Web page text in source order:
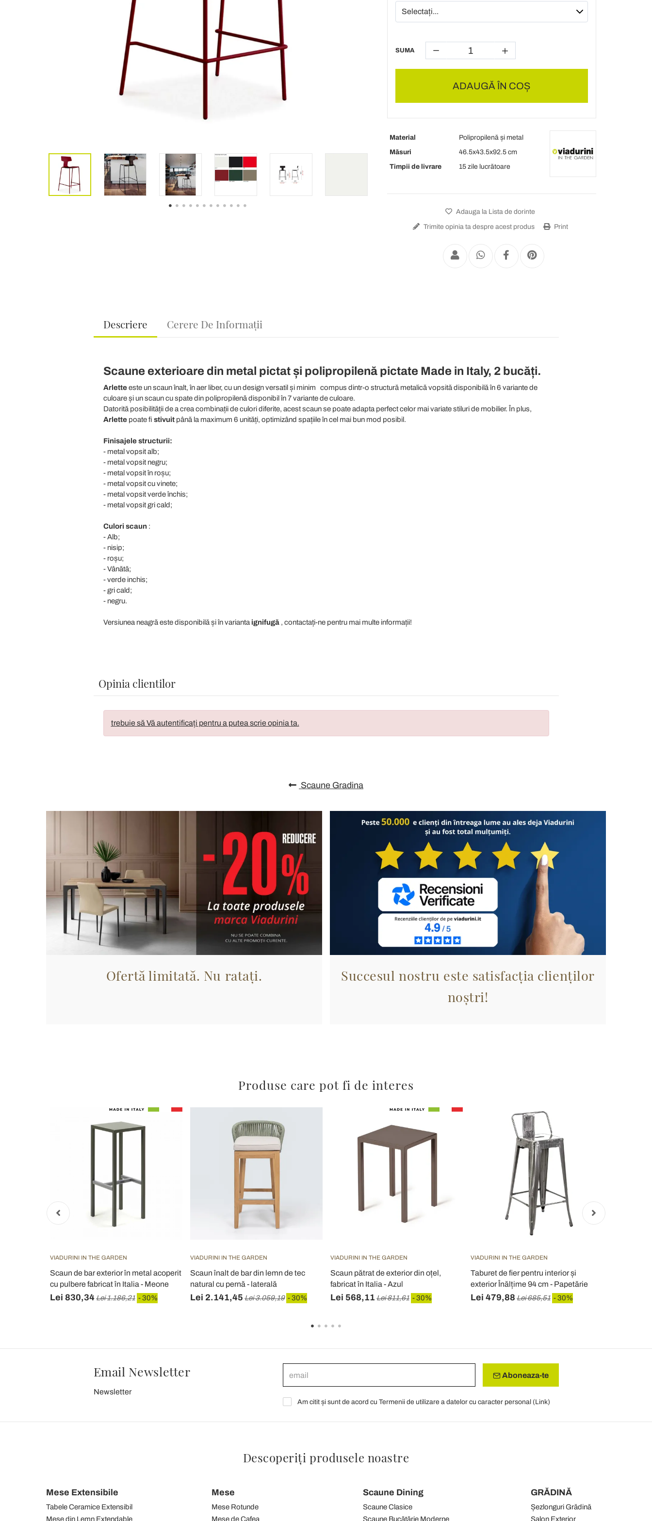
SUMA
ADAUGĂ ÎN COȘ
Material
Polipropilenă și metal
Măsuri
46.5x43.5x92.5 cm
Timpii de livrare
15 zile lucrătoare
Adauga la Lista de dorinte
Trimite opinia ta despre acest produs Print
Descriere Cerere De Informații
Scaune exterioare din metal pictat și polipropilenă pictate Made in Italy, 2 bucăți.
Arletteeste un scaun înalt, în aer liber, cu un design versatil și minim
compus dintr-o structură metalică vopsită disponibilă în 6 variante de
culoare și un scaun cu spate din polipropilenă disponibil în 7 variante de culoare.
Datorită posibilității de a crea combinații de culori diferite, acest scaun se poate adapta perfect celor mai variate stiluri de mobilier. În plus,
Arlettepoate fi stivuitpână la maximum 6 unități, optimizând spațiile în cel mai bun mod posibil.
Finisajele structurii:
- metal vopsit alb;
- metal vopsit negru;
- metal vopsit în roșu;
- metal vopsit cu vinete;
- metal vopsit verde închis;
- metal vopsit gri cald;
Culori scaun :
- Alb;
- nisip;
- roșu;
- Vânătă;
- verde inchis;
- gri cald;
- negru.
Versiunea neagră este disponibilă și în varianta ignifugă, contactați-ne pentru mai multe informații!
Opinia clientilor
trebuie să Vă autentificați pentru a putea scrie opinia ta.
Scaune Gradina
Ofertă limitată. Nu ratați.
Succesul nostru este satisfacția clienților
noștri!
Produse care pot fi de interes
VIADURINI IN THE GARDEN
Scaun de bar exterior în metal acoperit
cu pulbere fabricat în Italia - Meone
Lei 830,34Lei 1.186,21 - 30%
VIADURINI IN THE GARDEN
Scaun înalt de bar din lemn de tec
natural cu pernă - laterală
Lei 2.141,45 Lei 3.059,19 - 30%
VIADURINI IN THE GARDEN
Scaun pătrat de exterior din oțel,
fabricat în Italia - Azul
Lei 568,11 Lei 811,61 - 30%
VIADURINI IN THE GARDEN
Taburet de fier pentru interior și
exterior Înălțime 94 cm - Papetărie
Lei 479,88 Lei 685,51 - 30%
Email Newsletter
Newsletter
Aboneaza-te
Am citit și sunt de acord cu Termenii de utilizare a datelor cu caracter personal (Link)
Descoperiți produsele noastre
Mese Extensibile
Tabele Ceramice Extensibil
Mese din Lemn Extendable
Mese
Mese Rotunde
Mese de Cafea
Scaune Dining
Scaune Clasice
Scaune Bucătărie Moderne
GRĂDINĂ
Șezlonguri Grădină
Salon Exterior